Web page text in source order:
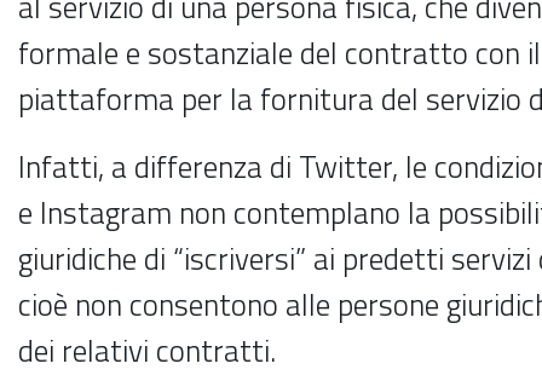
formale e sostanziale del contratto con
piattaforma per la fornitura del servizio
Infatti, a differenza di Twitter, le
e Instagram non contemplano la
giuridiche di “iscriversi” ai predetti
cioè non consentono alle persone
dei relativi contratti.